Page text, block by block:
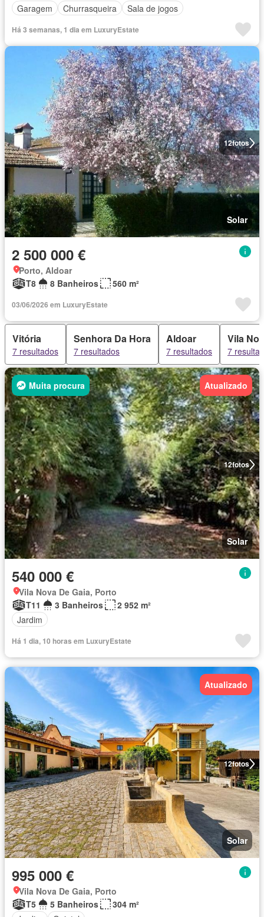
Garagem
Churrasqueira Sala de jogos
Há 3 semanas, 1 dia em LuxuryEstate
12fotos
Solar
2 500 000 €
Porto, Aldoar
T8
8 Banheiros 560 m²
03/06/2026 em LuxuryEstate
Vitória
7 resultados
Senhora Da Hora
7 resultados
Aldoar
7 resultados
Vila
7
12fotos
Muita procura Atualizado
Solar
540 000 €
Vila Nova De Gaia, Porto
T11
3 Banheiros
2 952 m²
Jardim
Há 1 dia, 10 horas em LuxuryEstate
12fotos
Atualizado
Solar
995 000 €
Vila Nova De Gaia, Porto
T5
5 Banheiros
304 m²